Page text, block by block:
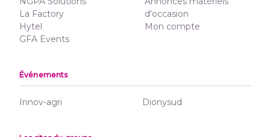
La Factory
Hytel
GFA Events
d'occasion
Mon compte
Événements
Innov-agri Dionysud